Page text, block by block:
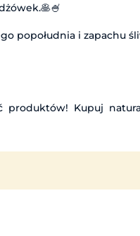
popołudnia i zapachu
produktów! Kupuj